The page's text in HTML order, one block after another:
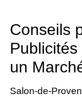
Conseils
un
Salon-de-